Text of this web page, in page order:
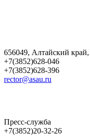
656049, Алтайский
+7(3852)628-046
+7(3852)628-396
rector@asau.ru
Пресс-служба
+7(3852)20-32-26